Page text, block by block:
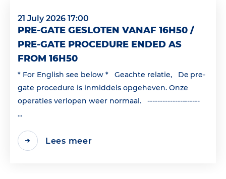
21 July 2026 17:00
PRE-GATE GESLOTEN VANAF 16H50 /
PRE-GATE PROCEDURE ENDED AS
FROM 16H50
* For English see below * Geachte relatie, De pre-
gate procedure is inmiddels opgeheven. Onze
operaties verlopen weer normaal. ---------------------
...
Lees meer